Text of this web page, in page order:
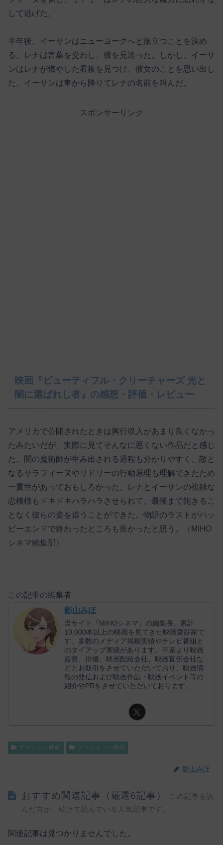
して逃げた。
半年後。イーサンはニューヨークへと旅立つことを決め
る。レナは言葉を交わし、彼を見送った。しかし、イーサ
ンはレナが燃やした看板を見つけ、彼女のことを思い出し
た。イーサンは車から降りてレナの名前を叫んだ。
スポンサーリンク
映画『ビューティフル・クリーチャーズ 光と
闇に選ばれし者』の感想・評価・レビュー
アメリカで公開されたときは興行収入があまり良くなかっ
たみたいだが、実際に見てそんなに悪くない作品だと感じ
た。闇の魔術師が生み出される過程も分かりやすく、敵と
なるサラフィーヌやリドリーの行動原理も理解できたため
一貫性があっておもしろかった。レナとイーサンの複雑な
恋模様もドキドキハラハラさせられて、最後まで飽きるこ
となく彼らの姿を追うことができた。物語のラストがハッ
ピーエンドで終わったところも良かったと思う。（MIHO
シネマ編集部）
この記事の編集者
影山みほ
当サイト『MIHOシネマ』の編集長。累計
10,000本以上の映画を見てきた映画愛好家で
す。多数のメディア掲載実績やテレビ番組と
のタイアップ実績があります。平素より映画
監督、俳優、映画配給会社、映画宣伝会社な
どとお取引をさせていただいており、映画情
報の発信および映画作品・映画イベント等の
紹介やPRをさせていただいております。
アクション映画 ファンタジー映画
影山みほ
おすすめ関連記事（厳選6記事）
この記事を読
んだ方が、続けて読んでいる人気記事です。
関連記事は見つかりませんでした。